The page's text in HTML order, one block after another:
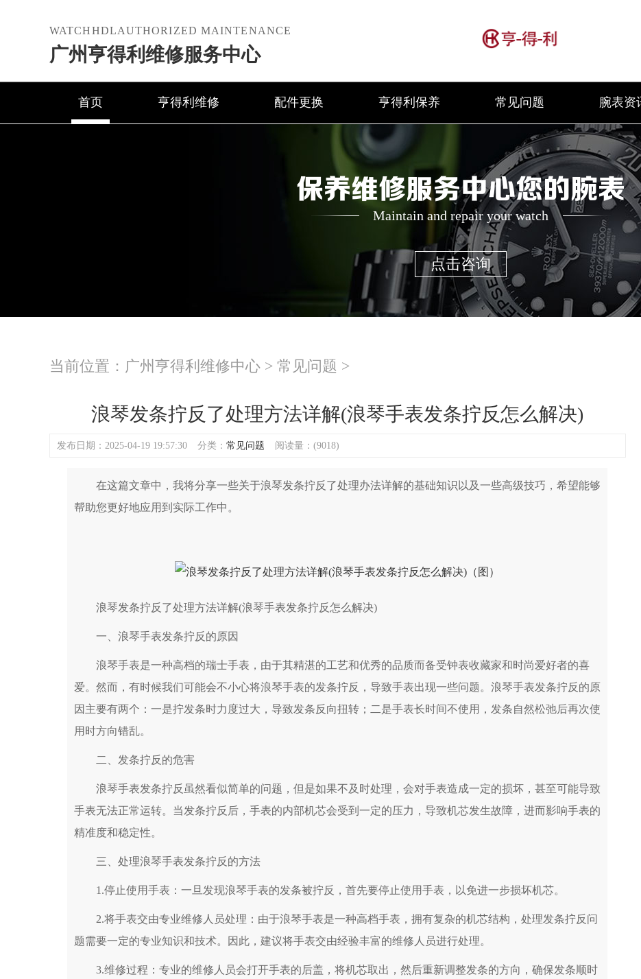
WATCHHDLAUTHORIZED MAINTENANCE
广州亨得利维修服务中心
首页 亨得利维修 配件更换 亨得利保养 常见问题 腕表资
保养维修服务中心您的腕表
Maintain and repair your watch
点击咨询
当前位置： 广州亨得利维修中心 > 常见问题 >
浪琴发条拧反了处理方法详解(浪琴手表发条拧反怎么解决)
发布日期：2025-04-19 19:57:30 分类： 常见问题 阅读量：(9018)
在这篇文章中，我将分享一些关于浪琴发条拧反了处理办法详解的基础知识以及一些高级技巧，希望能够
帮助您更好地应用到实际工作中。
浪琴发条拧反了处理方法详解(浪琴手表发条拧反怎么解决)
一、浪琴手表发条拧反的原因
浪琴手表是一种高档的瑞士手表，由于其精湛的工艺和优秀的品质而备受钟表收藏家和时尚爱好者的喜
爱。然而，有时候我们可能会不小心将浪琴手表的发条拧反，导致手表出现一些问题。浪琴手表发条拧反的原
因主要有两个：一是拧发条时力度过大，导致发条反向扭转；二是手表长时间不使用，发条自然松弛后再次使
用时方向错乱。
二、发条拧反的危害
浪琴手表发条拧反虽然看似简单的问题，但是如果不及时处理，会对手表造成一定的损坏，甚至可能导致
手表无法正常运转。当发条拧反后，手表的内部机芯会受到一定的压力，导致机芯发生故障，进而影响手表的
精准度和稳定性。
三、处理浪琴手表发条拧反的方法
1.停止使用手表：一旦发现浪琴手表的发条被拧反，首先要停止使用手表，以免进一步损坏机芯。
2.将手表交由专业维修人员处理：由于浪琴手表是一种高档手表，拥有复杂的机芯结构，处理发条拧反问
题需要一定的专业知识和技术。因此，建议将手表交由经验丰富的维修人员进行处理。
3.维修过程：专业的维修人员会打开手表的后盖，将机芯取出，然后重新调整发条的方向，确保发条顺时